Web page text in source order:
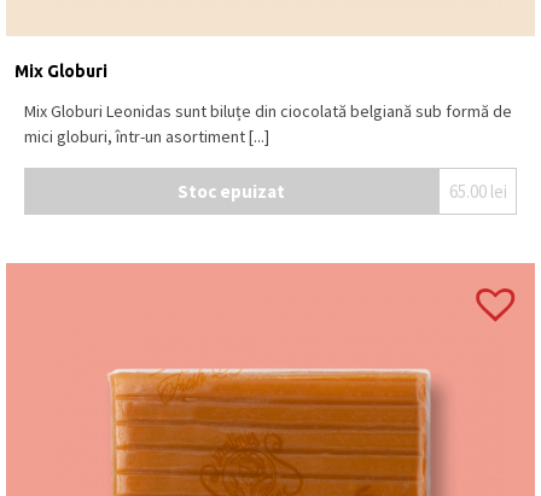
Mix Globuri
Mix Globuri Leonidas sunt biluțe din ciocolată belgiană sub formă de
mici globuri, într-un asortiment [...]
Stoc epuizat 65.00 lei